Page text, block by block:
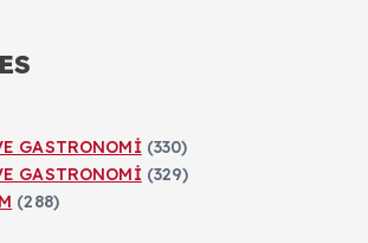
GASTRONOMİ (330)
GASTRONOMİ (329)
(288)